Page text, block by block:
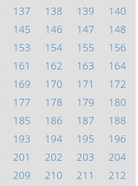
137 138 139
140
145 146 147
148
153 154 155
156
161 162 163
164
169 170 171
172
177 178 179
180
185 186 187
188
193 194 195
196
201 202 203
204
209 210 211
212